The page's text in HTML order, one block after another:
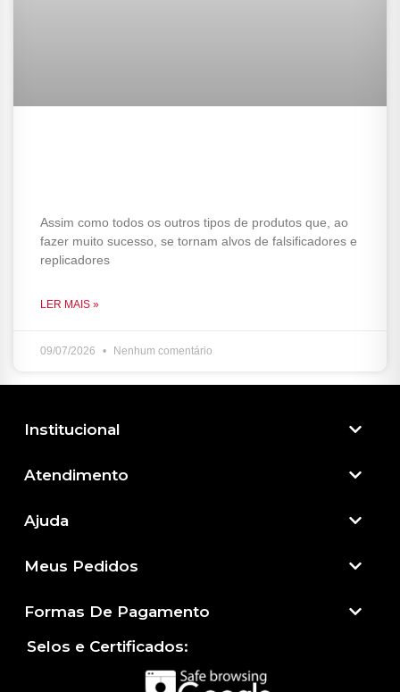
Assim como todos os outros tipos de produtos que, ao
fazer muito sucesso, se tornam alvos de falsificadores e
replicadores
LER MAIS »
09/07/2026 Nenhum comentário
Institucional
Atendimento​
Ajuda
Meus Pedidos
Formas De Pagamento
Selos e Certificados: